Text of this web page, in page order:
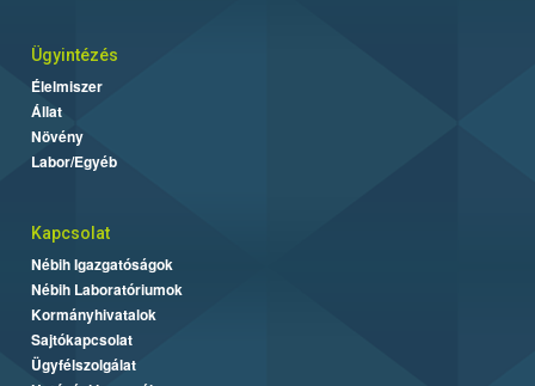
Ügyintézés
Élelmiszer
Állat
Növény
Labor/Egyéb
Kapcsolat
Nébih Igazgatóságok
Nébih Laboratóriumok
Kormányhivatalok
Sajtókapcsolat
Ügyfélszolgálat